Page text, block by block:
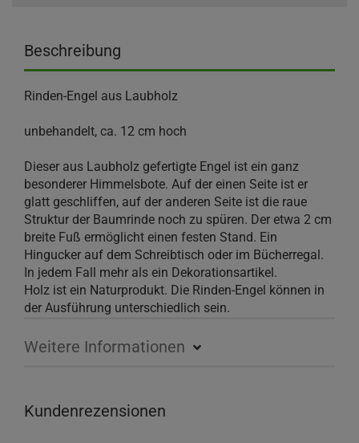
Beschreibung
Rinden-Engel aus Laubholz
unbehandelt, ca. 12 cm hoch
Dieser aus Laubholz gefertigte Engel ist ein ganz
besonderer Himmelsbote. Auf der einen Seite ist er
glatt geschliffen, auf der anderen Seite ist die raue
Struktur der Baumrinde noch zu spüren. Der etwa 2 cm
breite Fuß ermöglicht einen festen Stand. Ein
Hingucker auf dem Schreibtisch oder im Bücherregal.
In jedem Fall mehr als ein Dekorationsartikel.
Holz ist ein Naturprodukt. Die Rinden-Engel können in
der Ausführung unterschiedlich sein.
Weitere Informationen
Kundenrezensionen